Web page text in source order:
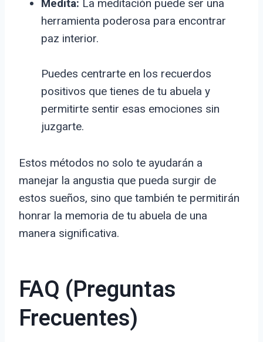
Medita: La meditación puede ser una
herramienta poderosa para encontrar
paz interior.
Puedes centrarte en los recuerdos
positivos que tienes de tu abuela y
permitirte sentir esas emociones sin
juzgarte.
Estos métodos no solo te ayudarán a
manejar la angustia que pueda surgir de
estos sueños, sino que también te permitirán
honrar la memoria de tu abuela de una
manera significativa.
FAQ (Preguntas
Frecuentes)